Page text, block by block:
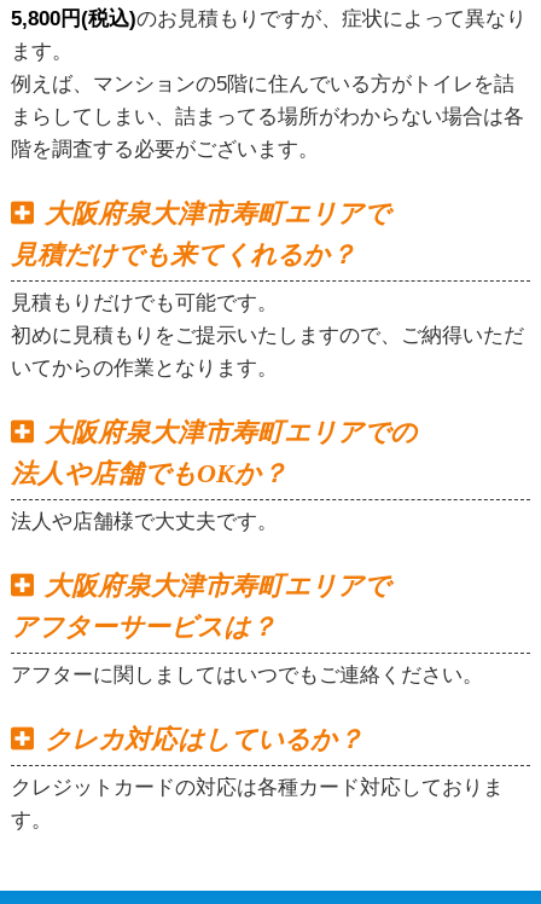
5,800円(税込)のお見積もりですが、症状によって異なり
ます。
例えば、マンションの5階に住んでいる方がトイレを詰
まらしてしまい、詰まってる場所がわからない場合は各
階を調査する必要がございます。
大阪府泉大津市寿町エリアで
見積だけでも来てくれるか？
見積もりだけでも可能です。
初めに見積もりをご提示いたしますので、ご納得いただ
いてからの作業となります。
大阪府泉大津市寿町エリアでの
法人や店舗でもOKか？
法人や店舗様で大丈夫です。
大阪府泉大津市寿町エリアで
アフターサービスは？
アフターに関しましてはいつでもご連絡ください。
クレカ対応はしているか？
クレジットカードの対応は各種カード対応しておりま
す。